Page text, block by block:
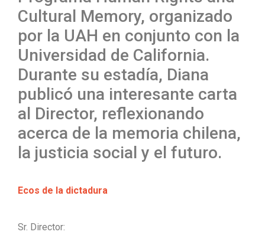
Cultural Memory, organizado
por la UAH en conjunto con la
Universidad de California.
Durante su estadía, Diana
publicó una interesante carta
al Director, reflexionando
acerca de la memoria chilena,
la justicia social y el futuro.
Ecos de la dictadura
Sr. Director: